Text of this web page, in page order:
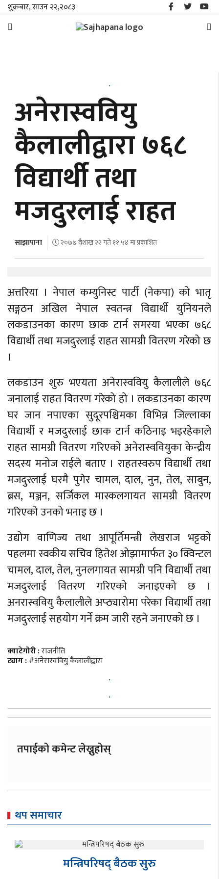
शुक्रबार, साउन २२,२०८३
स्थानीय
राजनीति
जीवनशैली
मनोरञ्जन/
अन्तरवार्ता
अनेरास्ववियु
कैलालीद्वारा ७६८
विद्यार्थी तथा
मजदुरलाई राहत
साझापाना २०७७ वैशाख २२ गते ११:५४ मा प्रकाशित
अत्तरिया । नेपाल कम्युनिस्ट पार्टी (नेकपा) को भातृ
सङ्गठन अखिल नेपाल स्वतन्त्र विद्यार्थी युनियनले
लकडाउनका कारण छाक टार्न समस्या भएका ७६८
विद्यार्थी तथा मजदुरलाई राहत सामग्री वितरण गरेको छ
।
लकडाउन शुरु भएयता अनेरास्ववियु कैलालीले ७६८
जनालाई राहत वितरण गरेको हो । लकडाउनका कारण
घर जान नपाएका सुदूरपश्चिमका विभिन्न जिल्लाका
विद्यार्थी र मजदुरलाई छाक टार्न कठिनाइ भइरहेकाले
राहत सामग्री वितरण गरिएको अनेरास्ववियुका केन्द्रीय
सदस्य मनोज राईले बताए । राहतस्वरुप विद्यार्थी तथा
मजदुरलाई घरमै पुगेर चामल, दाल, नुन, तेल, साबुन,
ब्रस, मञ्जन, सर्जिकल मास्कलगायत सामग्री वितरण
गरिएको उनको भनाइ छ ।
उद्योग वाणिज्य तथा आपूर्तिमन्त्री लेखराज भट्टको
पहलमा स्वकीय सचिव हितेश ओझामार्फत ३० क्विन्टल
चामल, दाल, तेल, नुनलगायत सामग्री पनि विद्यार्थी तथा
मजदुरलाई वितरण गरिएको जनाइएको छ ।
अनरास्ववियु कैलालीले अप्ठ्यारोमा परेका विद्यार्थी तथा
मजदुरलाई सहयोग गर्ने क्रम जारी रहने जनाएको छ ।
क्याटेगोरी :राजनीति
ट्याग :#अनेरास्ववियु कैलालीद्वारा
तपाईको कमेन्ट लेख्नुहोस्
थप समाचार
मन्त्रिपरिषद् बैठक सुरु